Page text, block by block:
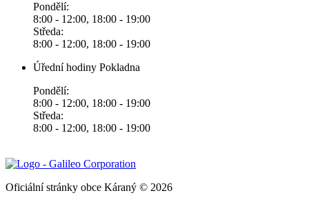
Pondělí:
8:00 - 12:00, 18:00 - 19:00
Středa:
8:00 - 12:00, 18:00 - 19:00
Úřední hodiny Pokladna
Pondělí:
8:00 - 12:00, 18:00 - 19:00
Středa:
8:00 - 12:00, 18:00 - 19:00
Oficiální stránky obce Káraný © 2026